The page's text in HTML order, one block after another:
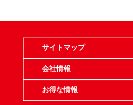
サイトマップ
会社情報
お得な情報